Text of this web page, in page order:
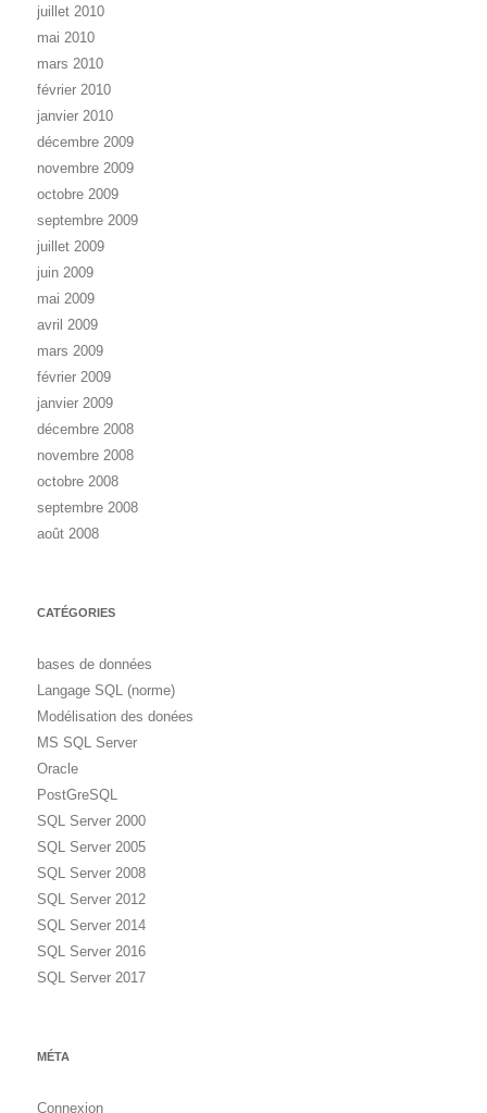
juillet 2010
mai 2010
mars 2010
février 2010
janvier 2010
décembre 2009
novembre 2009
octobre 2009
septembre 2009
juillet 2009
juin 2009
mai 2009
avril 2009
mars 2009
février 2009
janvier 2009
décembre 2008
novembre 2008
octobre 2008
septembre 2008
août 2008
CATÉGORIES
bases de données
Langage SQL (norme)
Modélisation des donées
MS SQL Server
Oracle
PostGreSQL
SQL Server 2000
SQL Server 2005
SQL Server 2008
SQL Server 2012
SQL Server 2014
SQL Server 2016
SQL Server 2017
MÉTA
Connexion